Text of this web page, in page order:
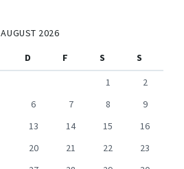
AUGUST 2026
D F S
S
1
2
6 7 8
9
13 14 15
16
20 21 22
23